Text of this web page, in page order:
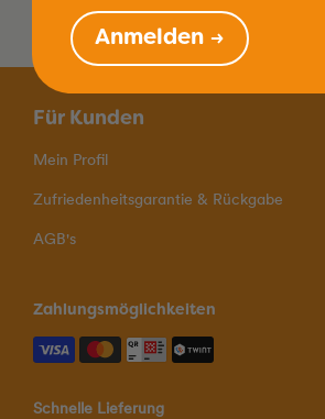
Für Kunden
Mein Profil
Zufriedenheitsgarantie & Rückgabe
AGB's
Zahlungsmöglichkeiten
Schnelle Lieferung
Anmelden →